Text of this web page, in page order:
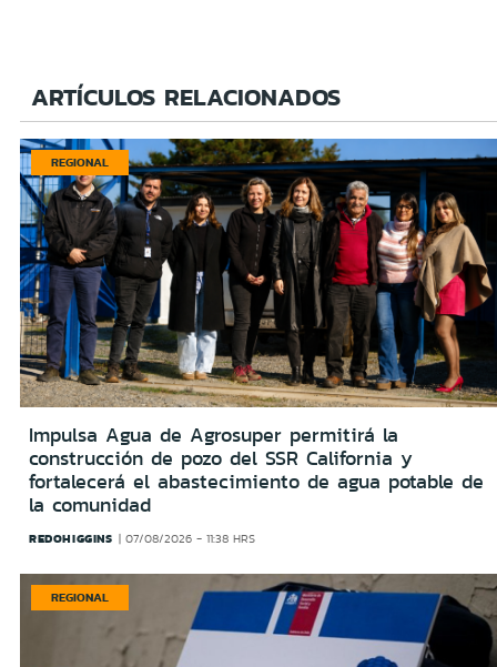
ARTÍCULOS RELACIONADOS
REGIONAL
Impulsa Agua de Agrosuper permitirá la
construcción de pozo del SSR California y
fortalecerá el abastecimiento de agua potable de
la comunidad
REDOHIGGINS 07/08/2026 - 11:38 HRS
REGIONAL